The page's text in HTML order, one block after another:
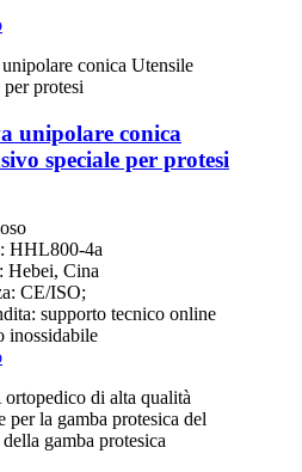
unipolare conica
speciale per protesi
HHL800-4a
Hebei, Cina
CE/ISO;
supporto tecnico online
inossidabile